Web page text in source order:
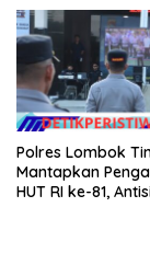
Polres Lombok
Mantapkan
HUT RI ke-81,